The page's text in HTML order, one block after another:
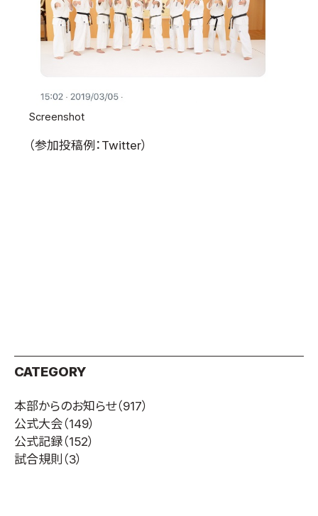
Screenshot
（参加投稿例：Twitter）
CATEGORY
本部からのお知らせ（917）
公式大会（149）
公式記録（152）
試合規則 （3）